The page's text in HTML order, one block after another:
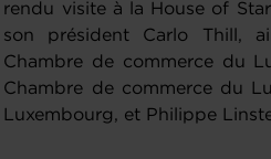
rendu visite à la House of
son président Carlo Thill,
Chambre de commerce du
Chambre de commerce du
Luxembourg, et Philippe